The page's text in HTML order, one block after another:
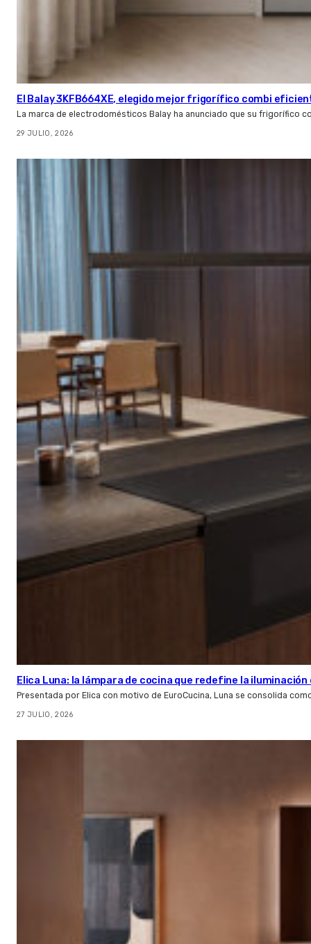
El Balay 3KFB664XE, elegido mejor frigorífico combi
La marca de electrodomésticos Balay ha anunciado que su frigorífico
29 JULIO, 2026
Elica Luna: la lámpara de cocina que redefine la
Presentada por Elica con motivo de EuroCucina, Luna se consolida
27 JULIO, 2026